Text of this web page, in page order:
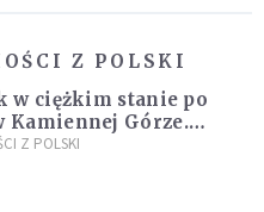
Z POLSKI
w ciężkim stanie po
Kamiennej Górze.
dwóch
Z POLSKI